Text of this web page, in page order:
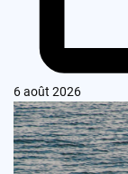
6 août 2026